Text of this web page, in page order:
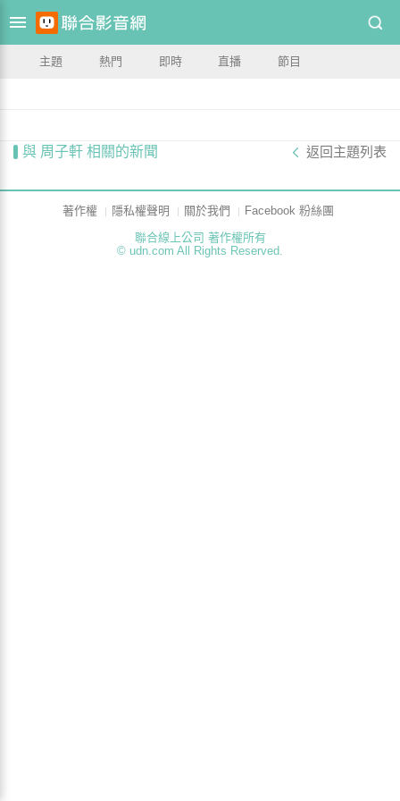
主題 熱門 即時 直播 節目
與 周子軒 相關的新聞 返回主題列表
著作權 隱私權聲明 關於我們
Facebook 粉絲團
聯合線上公司 著作權所有
© udn.com All Rights Reserved.